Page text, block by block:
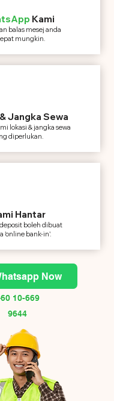
Kami
balas mesej anda
mungkin.
Jangka Sewa
lokasi & jangka sewa
diperlukan.
Hantar
boleh dibuat
'online bank-in'.
Now
10-669
9644